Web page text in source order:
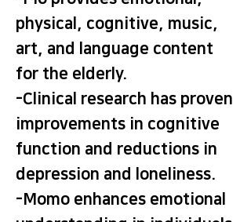
physical, cognitive, music,
art, and language content
for the elderly.
-Clinical research has proven
improvements in cognitive
function and reductions in
depression and loneliness.
-Momo enhances emotional